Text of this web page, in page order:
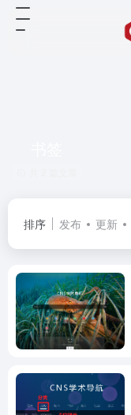
排序 发布 更新